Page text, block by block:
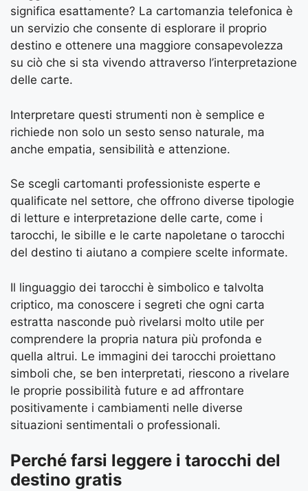
significa esattamente? La cartomanzia telefonica è
un servizio che consente di esplorare il proprio
destino e ottenere una maggiore consapevolezza
su ciò che si sta vivendo attraverso l’interpretazione
delle carte.
Interpretare questi strumenti non è semplice e
richiede non solo un sesto senso naturale, ma
anche empatia, sensibilità e attenzione.
Se scegli cartomanti professioniste esperte e
qualificate nel settore, che offrono diverse tipologie
di letture e interpretazione delle carte, come i
tarocchi, le sibille e le carte napoletane o tarocchi
del destino ti aiutano a compiere scelte informate.
Il linguaggio dei tarocchi è simbolico e talvolta
criptico, ma conoscere i segreti che ogni carta
estratta nasconde può rivelarsi molto utile per
comprendere la propria natura più profonda e
quella altrui. Le immagini dei tarocchi proiettano
simboli che, se ben interpretati, riescono a rivelare
le proprie possibilità future e ad affrontare
positivamente i cambiamenti nelle diverse
situazioni sentimentali o professionali.
Perché farsi leggere i tarocchi del
destino gratis